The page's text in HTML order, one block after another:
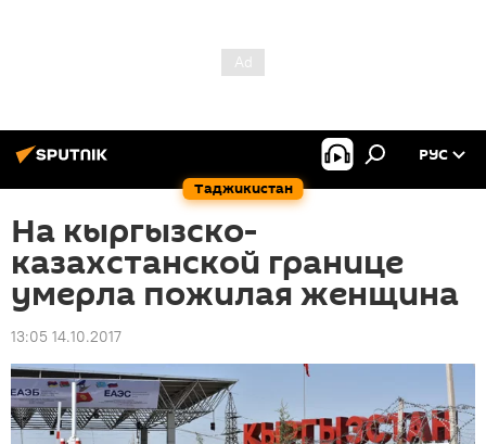
Таджикистан
РУС
На кыргызско-
казахстанской границе
умерла пожилая женщина
13:05 14.10.2017